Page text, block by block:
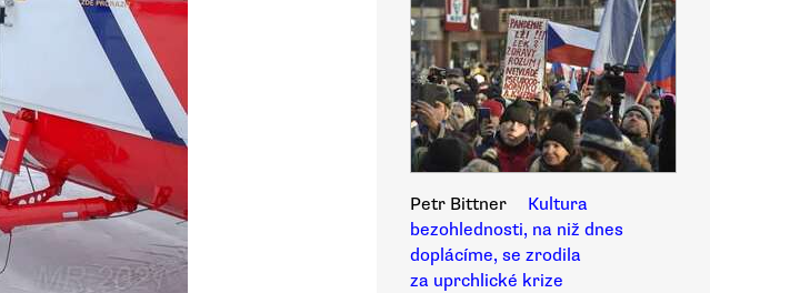
Petr Bittner
Kultura
bezohlednosti, na niž dnes
doplácíme, se zrodila
za uprchlické krize